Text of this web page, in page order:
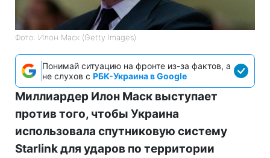
Фото: Илон Маск (Getty Images)
Понимай ситуацию на фронте из-за фактов, а
не слухов с РБК-Украина в Google
Миллиардер Илон Маск выступает
против того, чтобы Украина
использовала спутниковую систему
Starlink для ударов по территории